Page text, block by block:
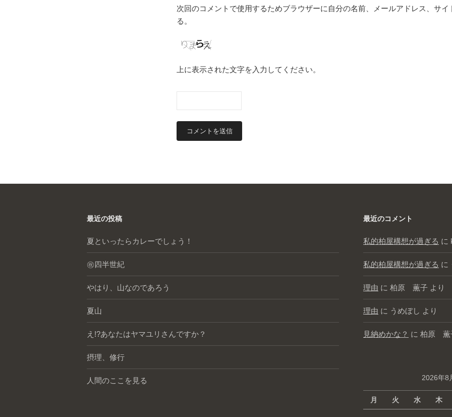
次回のコメントで使用するためブラウザーに自分の名前、メールアドレス、サイ
る。
上に表示された文字を入力してください。
最近の投稿
夏といったらカレーでしょう！
㊗️四半世紀
やはり、山なのであろう
夏山
え!?あなたはヤマユリさんですか？
摂理、修行
人間のここを見る
最近のコメント
私的柏屋構想が過ぎる に
私的柏屋構想が過ぎる に
理由 に 柏原 薫子 より
理由 に うめぼし より
見納めかな？ に 柏原 薫
2026年8
月 火 水 木